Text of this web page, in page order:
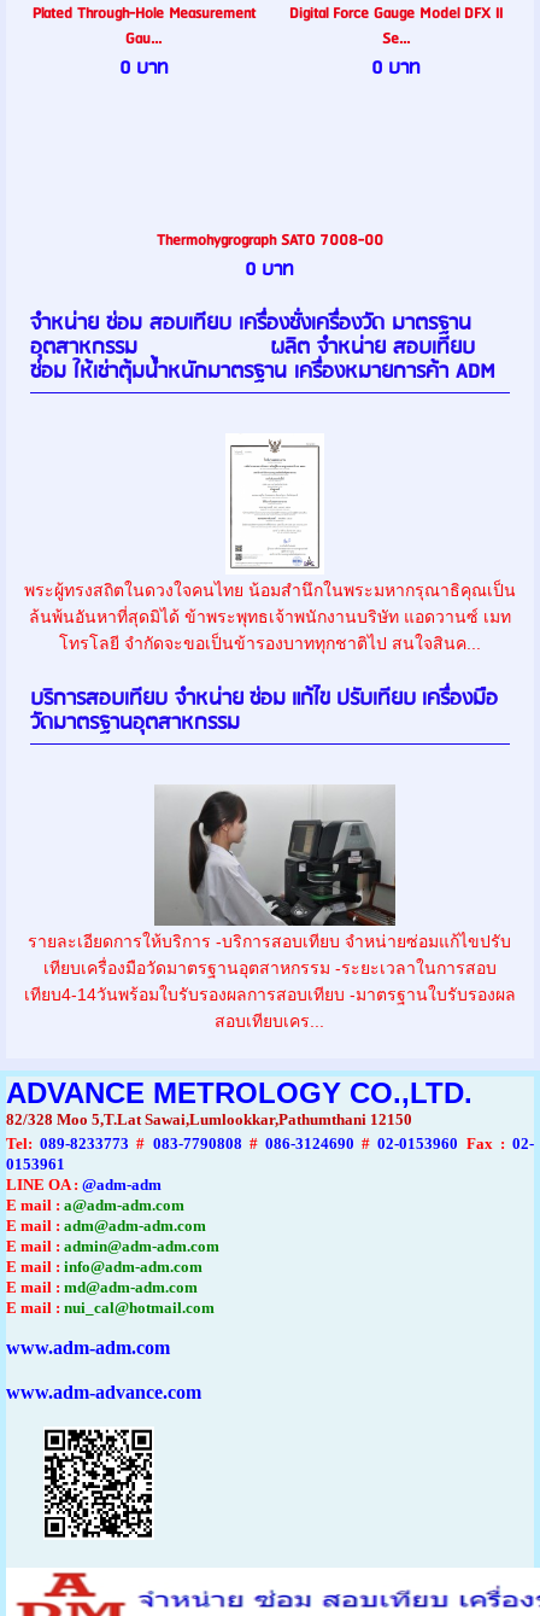
Plated Through-Hole Measurement
Gau...
0 บาท
Digital Force Gauge Model DFX II
Se...
0 บาท
Thermohygrograph SATO 7008-00
0 บาท
จำหน่าย ซ่อม สอบเทียบ เครื่องชั่งเครื่องวัด มาตรฐาน
อุตสาหกรรม ผลิต จำหน่าย สอบเทียบ
ซ่อม ให้เช่าตุ้มน้ำหนักมาตรฐาน เครื่องหมายการค้า ADM
พระผู้ทรงสถิตในดวงใจคนไทย น้อมสำนึกในพระมหากรุณาธิคุณเป็น
ล้นพ้นอันหาที่สุดมิได้ ข้าพระพุทธเจ้าพนักงานบริษัท แอดวานซ์ เมท
โทรโลยี จำกัดจะขอเป็นข้ารองบาททุกชาติไป สนใจสินค...
บริการสอบเทียบ จำหน่าย ซ่อม แก้ไข ปรับเทียบ เครื่องมือ
วัดมาตรฐานอุตสาหกรรม
รายละเอียดการให้บริการ -บริการสอบเทียบ จำหน่ายซ่อมแก้ไขปรับ
เทียบเครื่องมือวัดมาตรฐานอุตสาหกรรม -ระยะเวลาในการสอบ
เทียบ4-14วันพร้อมใบรับรองผลการสอบเทียบ -มาตรฐานใบรับรองผล
สอบเทียบเคร...
ADVANCE METROLOGY CO.,LTD.
82/328 Moo 5,T.Lat Sawai,Lumlookkar,Pathumthani 12150
Tel: 089-8233773 # 083-7790808 #086-3124690 #02-0153960 Fax :02-
0153961
LINE OA : @adm-adm
E mail : a@adm-adm.com
E mail : adm@adm-adm.com
E mail : admin@adm-adm.com
E mail : info@adm-adm.com
E mail : md@adm-adm.com
E mail : nui_cal@hotmail.com
www.adm-adm.com
www.adm-advance.com